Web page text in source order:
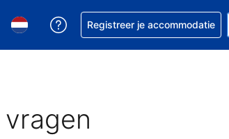
valuta. Je huidige valuta is EUR
Kies je taal. Je huidige taal is Nederlands
Krijg hulp bij je reservering
Registreer je accommodatie